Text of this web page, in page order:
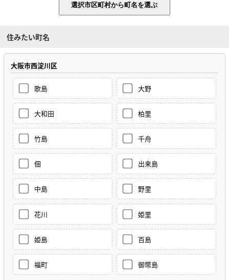
住みたい町名
大阪市西淀川区
歌島 大野
大和田 柏里
竹島 千舟
佃 出来島
中島 野里
花川 姫里
姫島 百島
福町 御幣島